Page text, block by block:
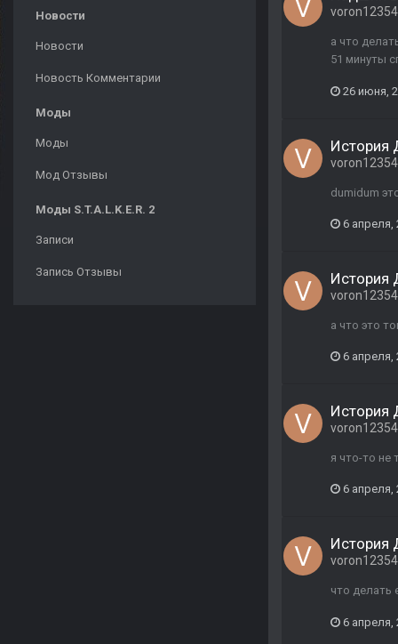
Новости
Новости
Новость Комментарии
Моды
Моды
Мод Отзывы
Моды S.T.A.L.K.E.R. 2
Записи
Запись Отзывы
а что
51 минуты
26 июня,
История
dumidum
6 апреля,
История
а что это
6 апреля,
История
я что-то не
6 апреля,
История
что делать
6 апреля,